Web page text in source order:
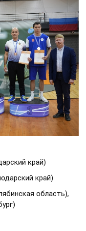
край)
край)
область),